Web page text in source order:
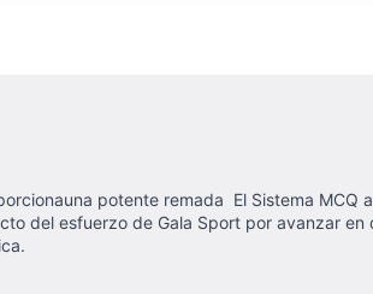
potente remada El Sistema MCQ
del esfuerzo de Gala Sport por avanzar en